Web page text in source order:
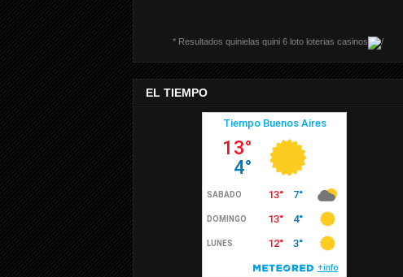
* Resultados quinielas quini 6 loto loterias casinos
EL TIEMPO